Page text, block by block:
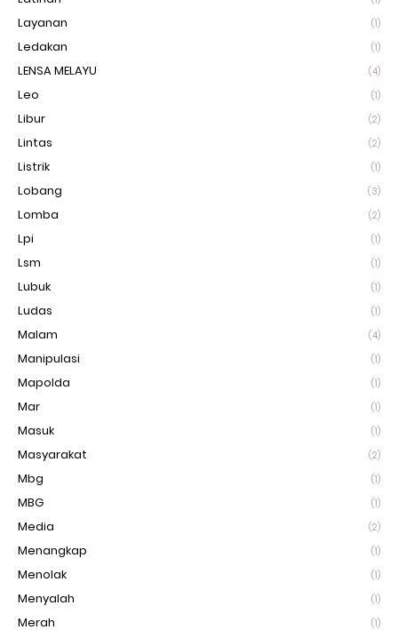
Layanan (1)
Ledakan (1)
LENSA MELAYU (4)
Leo (1)
Libur (2)
Lintas (2)
Listrik (1)
Lobang (3)
Lomba (2)
Lpi (1)
Lsm (1)
Lubuk (1)
Ludas (1)
Malam (4)
Manipulasi (1)
Mapolda (1)
Mar (1)
Masuk (1)
Masyarakat (2)
Mbg (1)
MBG (1)
Media (2)
Menangkap (1)
Menolak (1)
Menyalah (1)
Merah (1)